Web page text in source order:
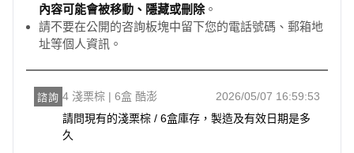
內容可能會被移動、隱藏或刪除。
請不要在公開的咨詢板塊中留下您的電話號碼、郵箱地
址等個人資訊。
諮詢 4 淺栗棕 | 6盒 酷澎
2026/05/07 16:59:53
請問現有的淺栗棕 / 6盒庫存，製造及有效日期是多
久